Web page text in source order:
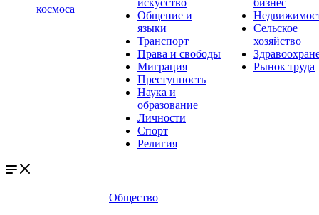
космоса
искусство
Общение и
языки
Транспорт
Права и свободы
Миграция
Преступность
Наука и
образование
Личности
Спорт
Религия
бизнес
Сельское
хозяйство
Рынок труда
Общество